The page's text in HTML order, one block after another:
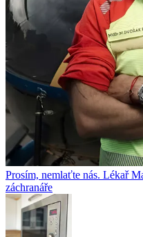
Prosím, nemlaťte nás. Lékař
záchranáře